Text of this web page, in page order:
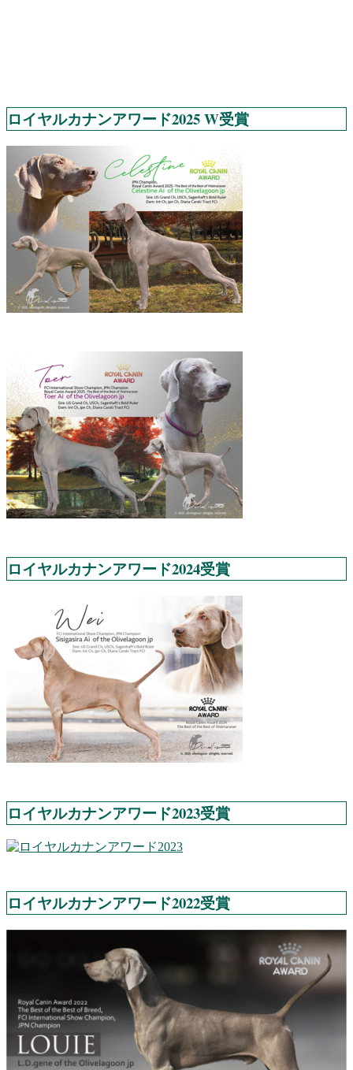
ロイヤルカナンアワード2025 W受賞
ロイヤルカナンアワード2024受賞
ロイヤルカナンアワード2023受賞
ロイヤルカナンアワード2022受賞